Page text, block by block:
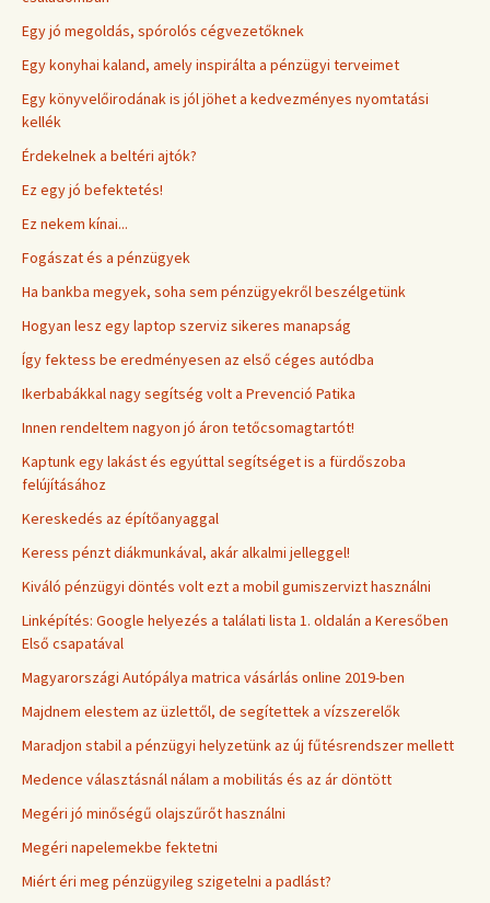
Egy jó megoldás, spórolós cégvezetőknek
Egy konyhai kaland, amely inspirálta a pénzügyi terveimet
Egy könyvelőirodának is jól jöhet a kedvezményes nyomtatási
kellék
Érdekelnek a beltéri ajtók?
Ez egy jó befektetés!
Ez nekem kínai...
Fogászat és a pénzügyek
Ha bankba megyek, soha sem pénzügyekről beszélgetünk
Hogyan lesz egy laptop szerviz sikeres manapság
Így fektess be eredményesen az első céges autódba
Ikerbabákkal nagy segítség volt a Prevenció Patika
Innen rendeltem nagyon jó áron tetőcsomagtartót!
Kaptunk egy lakást és egyúttal segítséget is a fürdőszoba
felújításához
Kereskedés az építőanyaggal
Keress pénzt diákmunkával, akár alkalmi jelleggel!
Kiváló pénzügyi döntés volt ezt a mobil gumiszervizt használni
Linképítés: Google helyezés a találati lista 1. oldalán a Keresőben
Első csapatával
Magyarországi Autópálya matrica vásárlás online 2019-ben
Majdnem elestem az üzlettől, de segítettek a vízszerelők
Maradjon stabil a pénzügyi helyzetünk az új fűtésrendszer mellett
Medence választásnál nálam a mobilitás és az ár döntött
Megéri jó minőségű olajszűrőt használni
Megéri napelemekbe fektetni
Miért éri meg pénzügyileg szigetelni a padlást?